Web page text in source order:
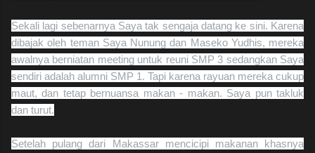
Sekali lagi sebenarnya Saya tak sengaja datang ke sini. Karena
dibajak oleh teman Saya Nunung dan Maseko Yudhis, mereka
awalnya berniatan meeting untuk reuni SMP 3 sedangkan Saya
sendiri adalah alumni SMP 1. Tapi karena rayuan mereka cukup
maut, dan tetap bernuansa makan - makan. Saya pun takluk
dan turut.
Setelah pulang dari Makassar mencicipi makanan khasnya